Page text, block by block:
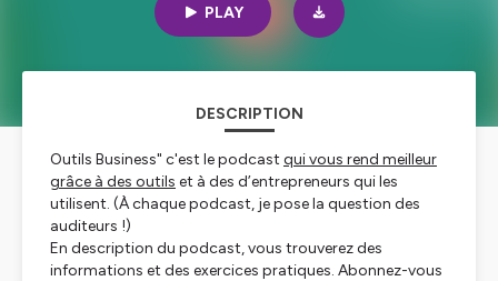
PLAY
DESCRIPTION
Outils Business" c'est le podcast qui vous rend meilleur
grâce à des outils et à des d’entrepreneurs qui les
utilisent. (À chaque podcast, je posela question des
auditeurs !)
En description du podcast, vous trouverez des
informations et des exercices pratiques. Abonnez-vous